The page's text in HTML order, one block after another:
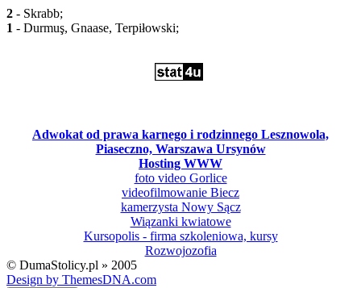
2 - Skrabb;
1 - Durmuş, Gnaase, Terpiłowski;
Adwokat od prawa karnego i rodzinnego Lesznowola,
Piaseczno, Warszawa Ursynów
Hosting WWW
foto video Gorlice
videofilmowanie Biecz
kamerzysta Nowy Sącz
Wiązanki kwiatowe
Kursopolis - firma szkoleniowa, kursy
Rozwojozofia
© DumaStolicy.pl » 2005
Design by ThemesDNA.com